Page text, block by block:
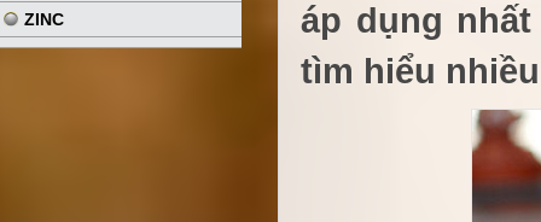
ZINC
áp dụng
tìm hiểu